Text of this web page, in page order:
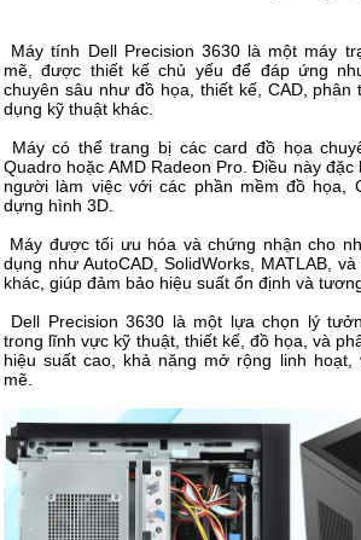
Máy tính Dell Precision 3630 là một máy
mẽ, được thiết kế chủ yếu để đáp ứng
chuyên sâu như đồ họa, thiết kế, CAD,
dụng kỹ thuật khác.
Máy có thể trang bị các card đồ họa
Quadro hoặc AMD Radeon Pro. Điều này
người làm việc với các phần mềm đồ họa,
dựng hình 3D.
Máy được tối ưu hóa và chứng nhận cho
dụng như AutoCAD, SolidWorks, MATLAB,
khác, giúp đảm bảo hiệu suất ổn định và
Dell Precision 3630 là một lựa chọn lý
trong lĩnh vực kỹ thuật, thiết kế, đồ họa, và
hiệu suất cao, khả năng mở rộng linh hoạt,
mẽ.